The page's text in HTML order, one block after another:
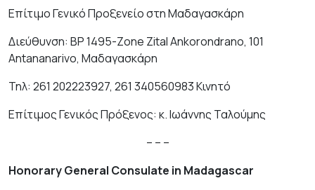
Επίτιμο Γενικό Προξενείο στη Μαδαγασκάρη
Διεύθυνση: BP 1495-Zone Zital Ankorondrano, 101
Antananarivo, Μαδαγασκάρη
Τηλ: 261 202223927, 261 340560983 Κινητό
Επίτιμος Γενικός Πρόξενος: κ. Ιωάννης Ταλούμης
– – –
Honorary General Consulate in Madagascar